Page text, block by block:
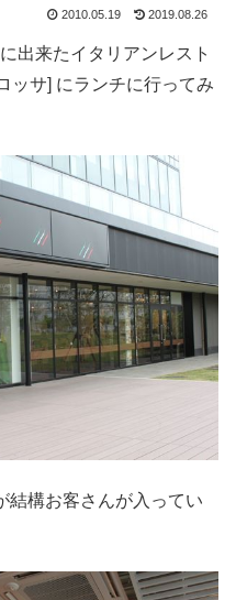
2010.05.19 2019.08.26
出来たイタリアンレスト
サ] にランチに行ってみ
結構お客さんが入ってい